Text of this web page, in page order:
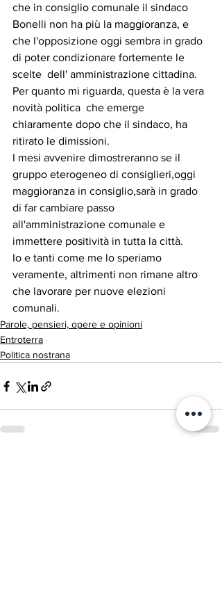
che in consiglio comunale il sindaco
Bonelli non ha più la maggioranza, e
che l'opposizione oggi sembra in grado
di poter condizionare fortemente le
scelte  dell' amministrazione cittadina.
Per quanto mi riguarda, questa è la vera
novità politica  che emerge
chiaramente dopo che il sindaco, ha
ritirato le dimissioni.
I mesi avvenire dimostreranno se il
gruppo eterogeneo di consiglieri,oggi
maggioranza in consiglio,sarà in grado
di far cambiare passo
all'amministrazione comunale e
immettere positività in tutta la città.
Io e tanti come me lo speriamo
veramente, altrimenti non rimane altro
che lavorare per nuove elezioni
comunali.
Parole, pensieri, opere e opinioni
Entroterra
Politica nostrana